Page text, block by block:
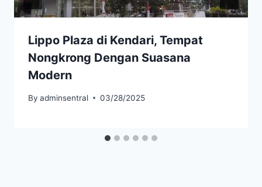
Lippo Plaza di Kendari, Tempat
Nongkrong Dengan Suasana
Modern
By adminsentral 03/28/2025